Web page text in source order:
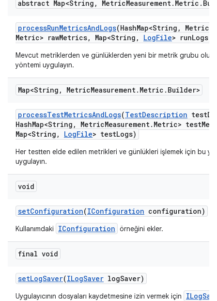
abstract Map<String , MetricMeasurement. Metric .
processRunMetricsAndLogs(HashMap<String , Metric
Metric> rawMetrics, Map<String , LogFile> runLogs)
Mevcut metriklerden ve günlüklerden yeni bir metrik grubu
yöntemi uygulayın.
Map<String , MetricMeasurement. Metric . Builder>
processTestMetricsAndLogs(TestDescription test
HashMap<String , MetricMeasurement. Metric> test
Map<String , LogFile> testLogs)
Her testten elde edilen metrikleri ve günlükleri işlemek için bu
uygulayın.
void
setConfiguration(IConfiguration configuration)
Kullanımdaki IConfiguration örneğini ekler.
final void
setLogSaver(ILogSaver logSaver)
Uygulayıcının dosyaları kaydetmesine izin vermek için